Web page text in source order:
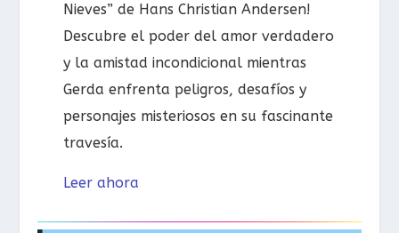
Nieves” de Hans Christian Andersen!
Descubre el poder del amor verdadero
y la amistad incondicional mientras
Gerda enfrenta peligros, desafíos y
personajes misteriosos en su fascinante
travesía.
Leer ahora